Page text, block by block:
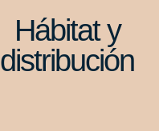
Hábitat y
distribución